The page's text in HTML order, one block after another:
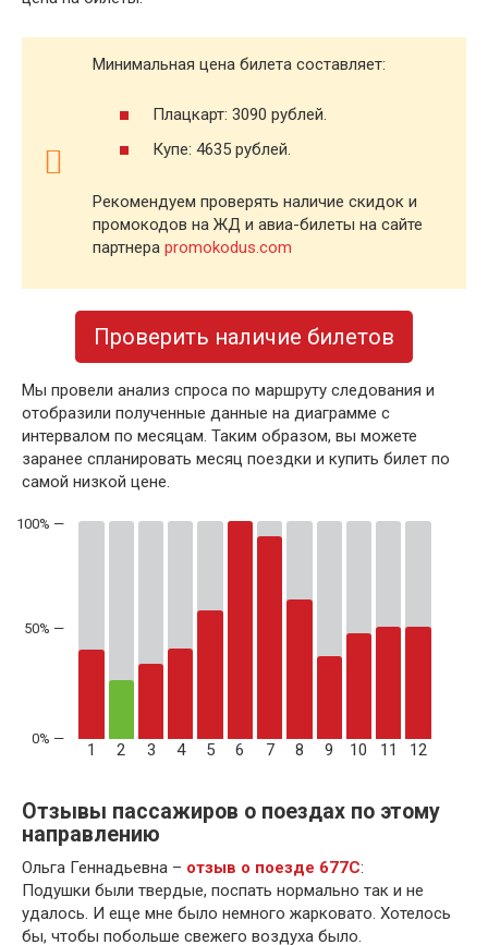
Минимальная цена билета составляет:
Плацкарт: 3090 рублей.
Купе: 4635 рублей.
Рекомендуем проверять наличие скидок и
промокодов на ЖД и авиа-билеты на сайте
партнера promokodus.com
Проверить наличие билетов
Мы провели анализ спроса по маршруту следования и
отобразили полученные данные на диаграмме с
интервалом по месяцам. Таким образом, вы можете
заранее спланировать месяц поездки и купить билет по
самой низкой цене.
50% —
1 2 3 4 5 6 7 8 9 10 11 12
Отзывы пассажиров о поездах по этому
направлению
Ольга Геннадьевна – отзыв о поезде 677С:
Подушки были твердые, поспать нормально так и не
удалось. И еще мне было немного жарковато. Хотелось
бы, чтобы побольше свежего воздуха было.